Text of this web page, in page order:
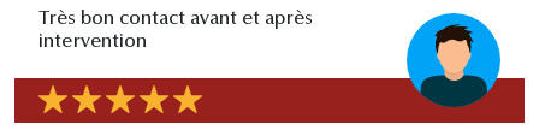
Très bon contact avant et après
intervention